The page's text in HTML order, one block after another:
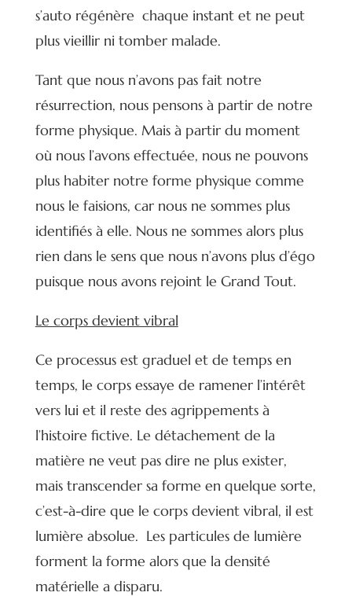
s’auto régénère chaque instant et ne peut
plus vieillir ni tomber malade.
Tant que nous n’avons pas fait notre
résurrection, nous pensons à partir de notre
forme physique. Mais à partir du moment
où nous l’avons effectuée, nous ne pouvons
plus habiter notre forme physique comme
nous le faisions, car nous ne sommes plus
identifiés à elle. Nous ne sommes alors plus
rien dans le sens que nous n’avons plus d’égo
puisque nous avons rejoint le Grand Tout.
Le corps devient vibral
Ce processus est graduel et de temps en
temps, le corps essaye de ramener l’intérêt
vers lui et il reste des agrippements à
l’histoire fictive. Le détachement de la
matière ne veut pas dire ne plus exister,
mais transcender sa forme en quelque sorte,
c’est-à-dire que le corps devient vibral, il est
lumière absolue. Les particules de lumière
forment la forme alors que la densité
matérielle a disparu.